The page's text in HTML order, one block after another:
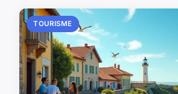
TOURISME